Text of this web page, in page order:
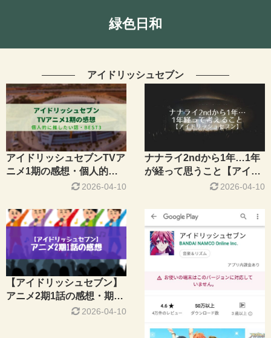
緑色日和
アイドリッシュセブン
アイドリッシュセブンTVア
ニメ1期の感想・個人的に
推したい話BEST3【アニナ
2026-04-10
ナナライ2ndから1年…1年
が経って思うこと【アイド
リッシュセブン】2026-04-10
【アイドリッシュセブン】
アニメ2期1話の感想・期待
を裏切らない出来！2026-04-10